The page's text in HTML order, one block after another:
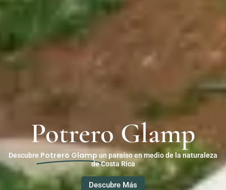
Potrero Glamp
Descubre Potrero Glamp un paraíso en medio de la naturaleza
de Costa Rica
Descubre Más